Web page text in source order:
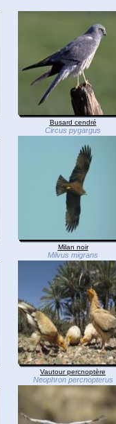
Busard cendré
Circus pygargus
Milan noir
Milvus migrans
Vautour percnoptère
Neophron percnopterus